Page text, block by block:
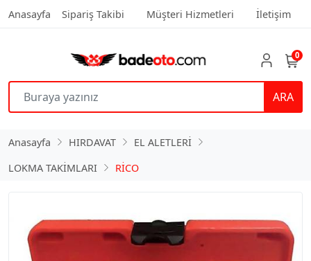
Anasayfa Sipariş Takibi Müşteri Hizmetleri İletişim
ARA
0
Anasayfa HIRDAVAT
EL ALETLERİ
LOKMA TAKİMLARI
RİCO